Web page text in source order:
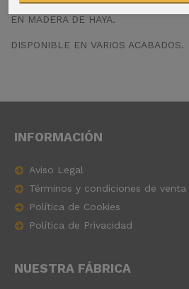
EN MADERA DE HAYA.
DISPONIBLE EN VARIOS ACABADOS.
INFORMACIÓN
Aviso Legal
Términos y condiciones de venta
Política de Cookies
Política de Privacidad
NUESTRA FÁBRICA